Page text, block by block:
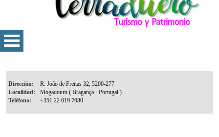
Dirección:
Localidad:
Teléfono: